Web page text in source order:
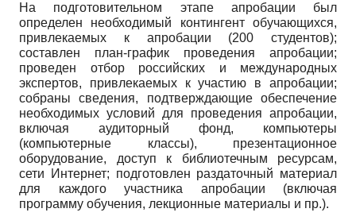
На подготовительном этапе апробации был
определен необходимый контингент обучающихся,
привлекаемых к апробации (200 студентов);
составлен план-график проведения апробации;
проведен отбор российских и международных
экспертов, привлекаемых к участию в апробации;
собраны сведения, подтверждающие обеспечение
необходимых условий для проведения апробации,
включая аудиторный фонд, компьютеры
(компьютерные классы), презентационное
оборудование, доступ к библиотечным ресурсам,
сети Интернет; подготовлен раздаточный материал
для каждого участника апробации (включая
программу обучения, лекционные материалы и пр.).